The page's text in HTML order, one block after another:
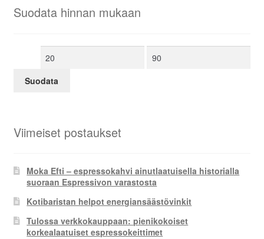
Suodata hinnan mukaan
Minimihinta Maksimihinta
Suodata
Viimeiset postaukset
Moka Efti – espressokahvi ainutlaatuisella historialla
suoraan Espressivon varastosta
Kotibaristan helpot energiansäästövinkit
Tulossa verkkokauppaan: pienikokoiset
korkealaatuiset espressokeittimet